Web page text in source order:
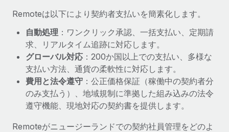
給与詐欺：種類、事例、ビジネスを守る方法
給与, 賃金は詐欺の特に魅力的な標的です。多額の資金がシステ
ム間で頻繁に移動しているためです。このため、自社のビジネス
を保護することは極めて重要です。...
Remoteは以下により契約者支払いを簡素化します。
自動処理 ：ワンクリック承認、一括支払い、定期請
求、リアルタイム追跡に対応します。
グローバル対応 ：200か国以上での支払い、多様な
支払い方法、通貨の柔軟性に対応します。
費用と法令遵守 ：公正価格保証（稼働中の契約者分
のみ支払う）、地域規制に準拠した組み込みの法令
遵守機能、現地対応の契約書を提供します。
Remoteがニュージーランドでの契約社員管理をどのよ